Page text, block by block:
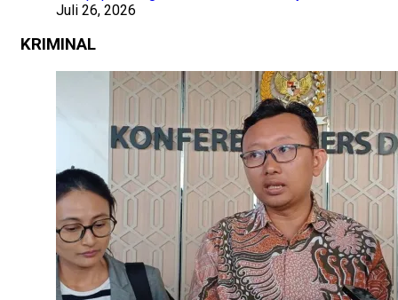
Juli 26, 2026
KRIMINAL